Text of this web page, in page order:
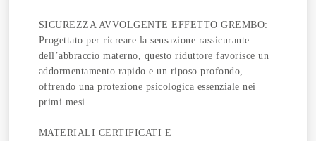
SICUREZZA AVVOLGENTE EFFETTO GREMBO:
Progettato per ricreare la sensazione rassicurante
dell’abbraccio materno, questo riduttore favorisce un
addormentamento rapido e un riposo profondo,
offrendo una protezione psicologica essenziale nei
primi mesi.
MATERIALI CERTIFICATI E